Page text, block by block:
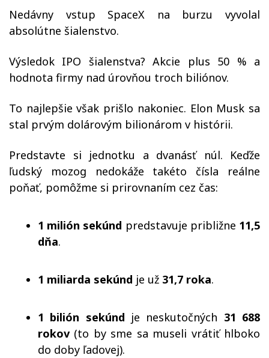
Nedávny vstup SpaceX na burzu vyvolal
absolútne šialenstvo.
Výsledok IPO šialenstva? Akcie plus 50 % a
hodnota firmy nad úrovňou troch biliónov.
To najlepšie však prišlo nakoniec. Elon Musk sa
stal prvým dolárovým bilionárom v histórii.
Predstavte si jednotku a dvanásť núl. Keďže
ľudský mozog nedokáže takéto čísla reálne
poňať, pomôžme si prirovnaním cez čas:
1 milión sekúnd predstavuje približne 11,5
dňa.
1 miliarda sekúnd je už 31,7 roka.
1 bilión sekúnd je neskutočných 31 688
rokov(to by sme sa museli vrátiť hlboko
do doby ľadovej).